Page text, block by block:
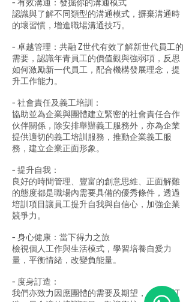
- 有效溝通：發掘你的溝通模式
認識與了解不同類型的溝通模式，摒棄溝通時
的壞習慣，增進職場溝通技巧。
- 卓越管理：共融 Z世代有效了解新世代員工的
需要，認識年青員工的價值觀與強弱項，反思
如何激勵新一代員工，配合機構發展理念，提
升工作能力。
- 社會責任及義工培訓：
協助並為企業與團體建立緊密的社會責任合作
伙伴關係，除安排舉辦義工服務外，亦為企業
提供適切的義工培訓服務，推動企業義工服
務，建立企業正面形象。
- 提升自我：
良好的時間管理、豐富的創意思維、正面解難
的態度都是職場內需要具備的優秀條件，透過
培訓項目讓員工提升自我與自信心，加強企業
競爭力。
- 身心健康：當下得力之旅
檢視個人工作與生活模式，學習培養自愛力
量，平衡情緒，改變負能量。
- 度身訂造：
我們亦致力因應團體的需要及期望，「度身訂